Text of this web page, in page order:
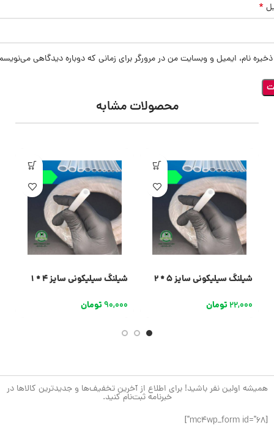
*
ذخیره نام، ایمیل و وبسایت من در مرورگر برای زمانی که دوباره دیدگاهی
محصولات مشابه
شیلنگ سیلیکونی سایز 5 * 2
22,000تومان
شیلنگ سیلیکونی سایز 4 * 1
90,000تومان
همیشه اولین نفر باشید! برای اطلاع از آخرین تخفیف‌ها و جدیدترین کالاها در
خبرنامه ثبت‌نام کنید.
[mc4wp_form id="68"]